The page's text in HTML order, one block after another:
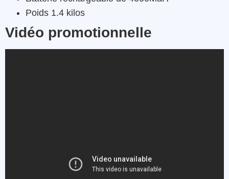
Poids 1.4 kilos
Vidéo promotionnelle